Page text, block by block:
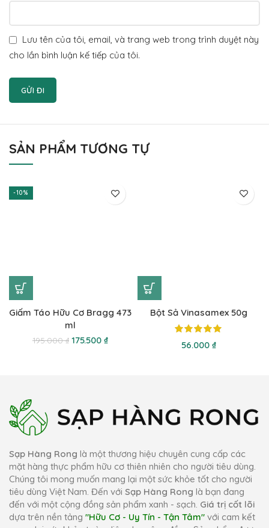
Lưu tên của tôi, email, và trang web trong trình duyệt này
cho lần bình luận kế tiếp của tôi.
SẢN PHẨM TƯƠNG TỰ
-10%
Giấm Táo Hữu Cơ Bragg 473
ml
195.000₫ 175.500 ₫
Bột Sả Vinasamex 50g
₫
Sạp Hàng Rong là một thương hiệu chuyên cung cấp các
mặt hàng thực phẩm hữu cơ thiên nhiên cho người tiêu dùng.
Chúng tôi mong muốn mang lại một sức khỏe tốt cho người
tiêu dùng Việt Nam. Đến với Sạp Hàng Rong là bạn đang
đến với một cộng đồng sản phẩm xanh - sạch. Giá trị cốt lõi
dựa trên nền tảng "Hữu Cơ - Uy Tín - Tận Tâm" với cam kết